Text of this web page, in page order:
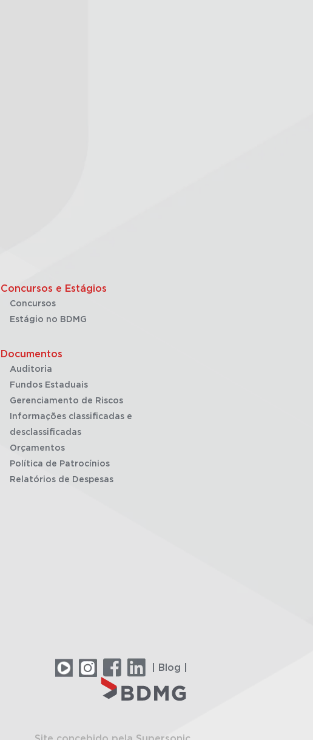
Concursos e Estágios
Concursos
Estágio no BDMG
Documentos
Auditoria
Fundos Estaduais
Gerenciamento de Riscos
Informações classificadas e
desclassificadas
Orçamentos
Política de Patrocínios
Relatórios de Despesas
| Blog |